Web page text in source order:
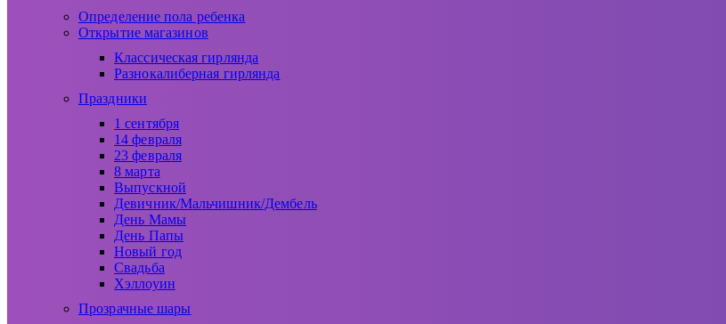
Определение пола ребенка
Открытие магазинов
Классическая гирлянда
Разнокалиберная гирлянда
Праздники
1 сентября
14 февраля
23 февраля
8 марта
Выпускной
Девичник/Мальчишник/Дембель
День Мамы
День Папы
Новый год
Свадьба
Хэллоуин
Прозрачные шары